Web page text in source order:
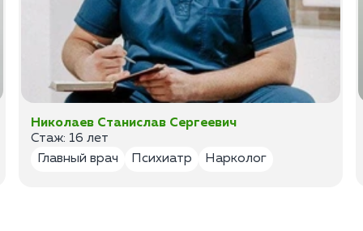
Николаев Станислав Сергеевич
Стаж: 16 лет
Главный врач
Психиатр Нарколог